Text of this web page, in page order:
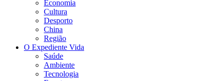
Economia
Cultura
Desporto
China
Região
O Expediente Vida
Saúde
Ambiente
Tecnologia